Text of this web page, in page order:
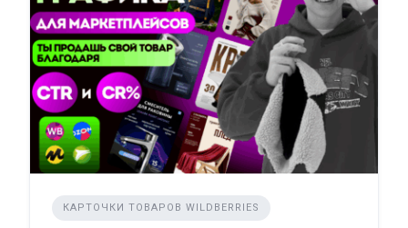
КАРТОЧКИ ТОВАРОВ WILDBERRIES